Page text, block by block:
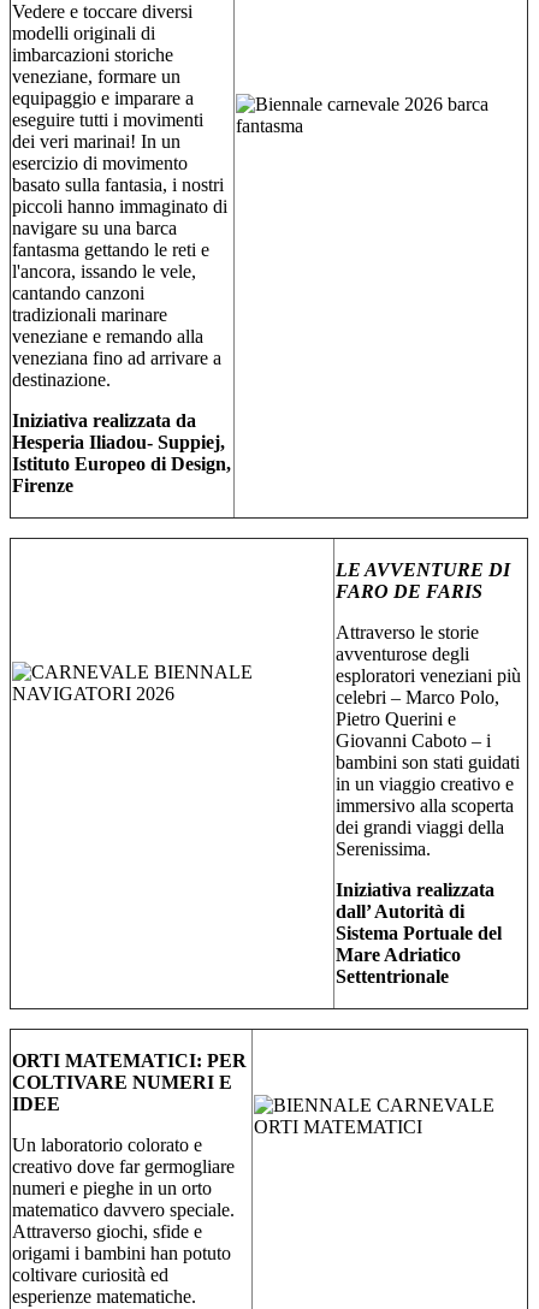
Vedere e toccare diversi
modelli originali di
imbarcazioni storiche
veneziane, formare un
equipaggio e imparare a
eseguire tutti i movimenti
dei veri marinai! In un
esercizio di movimento
basato sulla fantasia, i nostri
piccoli hanno immaginato di
navigare su una barca
fantasma gettando le reti e
l'ancora, issando le vele,
cantando canzoni
tradizionali marinare
veneziane e remando alla
veneziana fino ad arrivare a
destinazione.
Iniziativa realizzata da
Hesperia Iliadou- Suppiej,
Istituto Europeo di Design,
Firenze
LE AVVENTURE DI
FARO DE FARIS
Attraverso le storie
avventurose degli
esploratori veneziani più
celebri – Marco Polo,
Pietro Querini e
Giovanni Caboto – i
bambini son stati guidati
in un viaggio creativo e
immersivo alla scoperta
dei grandi viaggi della
Serenissima.
Iniziativa realizzata
dall’ Autorità di
Sistema Portuale del
Mare Adriatico
Settentrionale
ORTI MATEMATICI: PER
COLTIVARE NUMERI E
IDEE
Un laboratorio colorato e
creativo dove far germogliare
numeri e pieghe in un orto
matematico davvero speciale.
Attraverso giochi, sfide e
origami i bambini han potuto
coltivare curiosità ed
esperienze matematiche.